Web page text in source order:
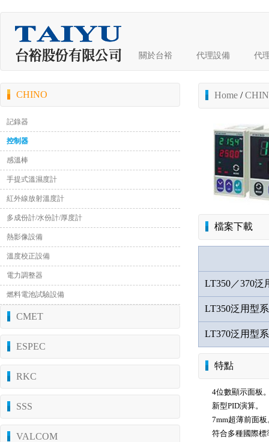
關於台裕 代理設備 代
CHINO
記錄器
控制器
感溫棒
手提式溫濕度計
紅外線放射溫度計
多成份計/水份計/厚度計
熱影像設備
溫度校正設備
電力調整器
燃料電池試驗設備
CMET
ESPEC
RKC
SSS
VALCOM
Home /
檔案下載
LT350／370泛
LT350泛用型
LT370泛用型
特點
4位數顯示面板
新型PID演算。
7mm超薄前面板
符合多種國際標